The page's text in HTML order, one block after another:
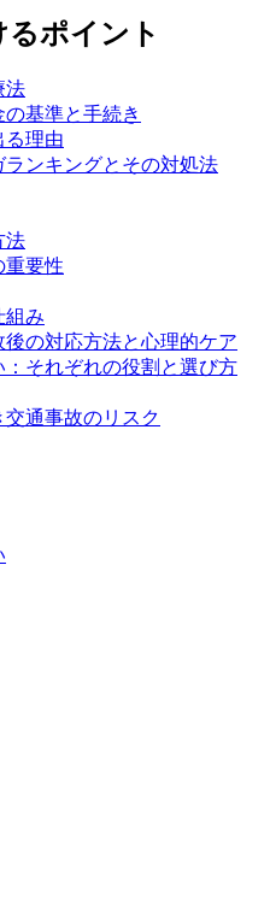
ポイント
法
基準と手続き
る理由
ンキングとその対処法
法
重要性
組み
の対応方法と心理的ケア
それぞれの役割と選び方
通事故のリスク